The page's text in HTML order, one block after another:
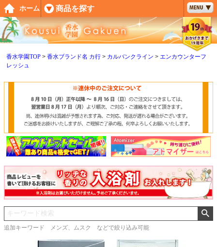
香水学園TOP 香水ブランド名 カ行 カルバンクライン
エンカウンターフ
レッシュ
追加キーワード メンズ、ムスク などで絞り込み可能
ペー
ジト
ップ
へ
ホーム 商品を探す